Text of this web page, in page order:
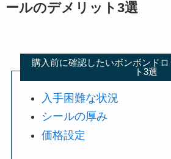
ールのデメリット3選
購入前に確認したいボンボンド
ト3選
入手困難な状況
シールの厚み
価格設定